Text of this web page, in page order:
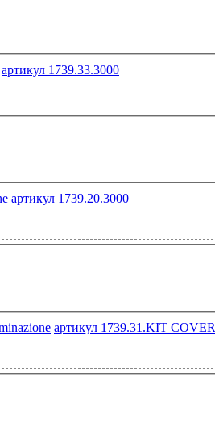
артикул 1739.33.3000
артикул 1739.20.3000
артикул 1739.31.KIT COVER